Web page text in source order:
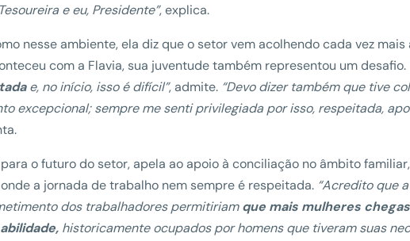
e eu, Presidente”, explica.
nesse ambiente, ela diz que o setor vem acolhendo cada vez
com a Flavia, sua juventude também representou um desafio.
e, no início, isso é difícil”, admite. “Devo dizer também que tive
excepcional; sempre me senti privilegiada por isso, respeitada,
o futuro do setor, apela ao apoio à conciliação no âmbito
onde a jornada de trabalho nem sempre é respeitada. “Acredito que
dos trabalhadores permitiriamque mais mulheres
historicamente ocupados por homens que tiveram suas